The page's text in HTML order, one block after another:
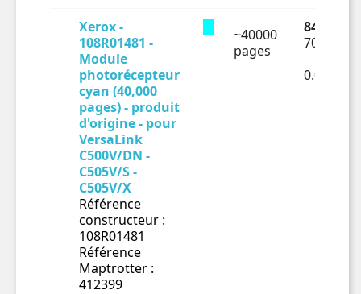
Xerox -
108R01481 -
Module
photorécepteur
cyan (40,000
pages) - produit
d'origine - pour
VersaLink
C500V/DN -
C505V/S -
C505V/X
Référence
constructeur :
108R01481
Référence
Maptrotter :
412399
~40000
pages
84.4 €
70.33 €